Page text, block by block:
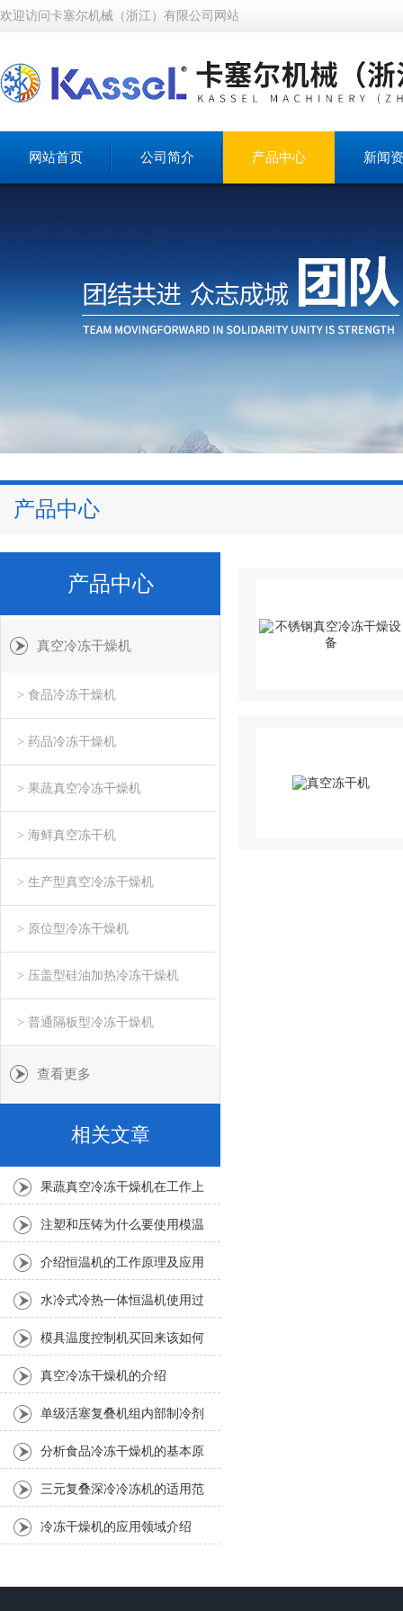
欢迎访问卡塞尔机械（浙江）有限公司网站
网站首页 公司简介 产品中心 新闻
产品中心
产品中心
真空冷冻干燥机
> 食品冷冻干燥机
> 药品冷冻干燥机
> 果蔬真空冷冻干燥机
> 海鲜真空冻干机
> 生产型真空冷冻干燥机
> 原位型冷冻干燥机
> 压盖型硅油加热冷冻干燥机
> 普通隔板型冷冻干燥机
查看更多
相关文章
果蔬真空冷冻干燥机在工作上
有九大特点
注塑和压铸为什么要使用模温
机
介绍恒温机的工作原理及应用
领域、特点说明
水冷式冷热一体恒温机使用过
程中应该注意的几大事项
模具温度控制机买回来该如何
操作
真空冷冻干燥机的介绍
单级活塞复叠机组内部制冷剂
是如何实现回收及利用的？
分析食品冷冻干燥机的基本原
理以及优势
三元复叠深冷冷冻机的适用范
围及主要结构说明
冷冻干燥机的应用领域介绍